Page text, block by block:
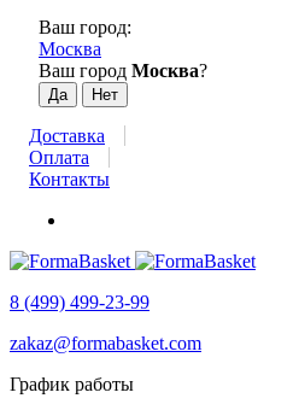
Ваш город:
Москва
Ваш город Москва?
Доставка
Оплата
Контакты
8 (499) 499-23-99
zakaz@formabasket.com
График работы